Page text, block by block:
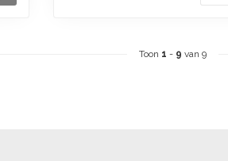
Toon 1 - 9 van 9